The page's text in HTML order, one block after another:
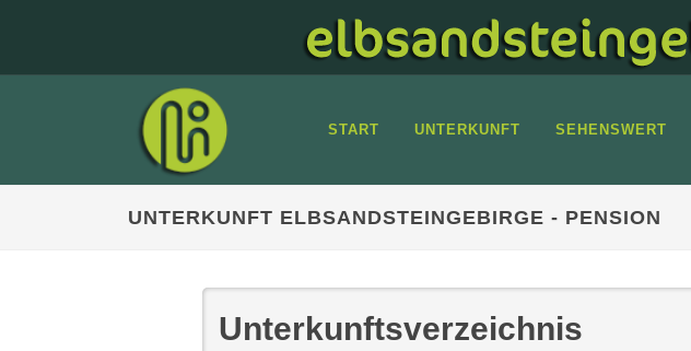
START UNTERKUNFT SEHENSWERT
UNTERKUNFT ELBSANDSTEINGEBIRGE - PENSION
Unterkunftsverzeichnis